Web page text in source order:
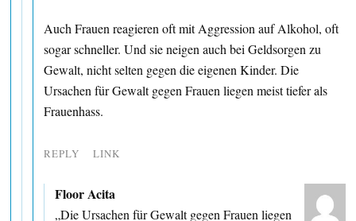
Auch Frauen reagieren oft mit Aggression auf Alkohol, oft
sogar schneller. Und sie neigen auch bei Geldsorgen zu
Gewalt, nicht selten gegen die eigenen Kinder. Die
Ursachen für Gewalt gegen Frauen liegen meist tiefer als
Frauenhass.
REPLY LINK
Floor Acita
„Die Ursachen für Gewalt gegen Frauen liegen